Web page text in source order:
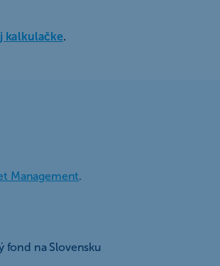
kalkulačke.
Management.
fond na Slovensku